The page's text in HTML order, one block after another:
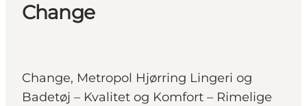
Change
Change, Metropol Hjørring Lingeri og
Badetøj – Kvalitet og Komfort – Rimelige